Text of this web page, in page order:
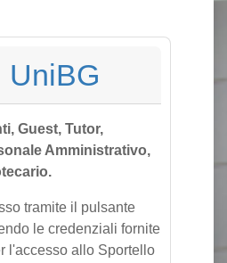
UniBG
Guest, Tutor,
Amministrativo,
tramite il pulsante
le credenziali fornite
l'accesso allo Sportello